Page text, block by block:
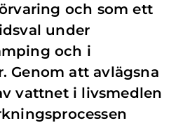
och som ett
under
och i
Genom att avlägsna
vattnet i livsmedlen